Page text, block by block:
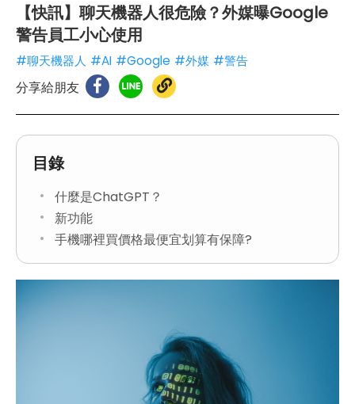
【快訊】聊天機器人很危險？外媒曝Google
警告員工小心使用
#聊天機器人 #AI #Google #外媒 #警告
分享給朋友
目錄
什麼是ChatGPT？
新功能
手機哪裡買價格最便宜划算有保障?